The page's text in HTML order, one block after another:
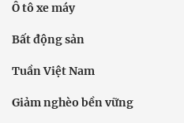
Ô tô xe máy
Bất động sản
Tuần Việt Nam
Giảm nghèo bền vững